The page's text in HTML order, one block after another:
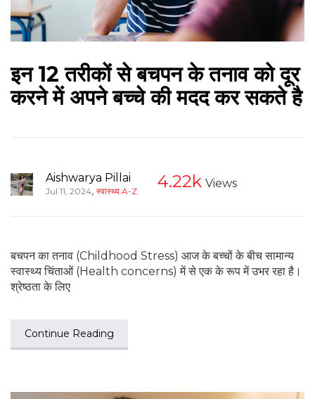
इन 12 तरीकों से बचपन के तनाव को दूर
करने में अपने बच्चे की मदद कर सकते है
Aishwarya Pillai
Jul 11, 2024, स्वास्थ्य A-Z 4.22k Views
बचपन का तनाव (Childhood Stress) आज के बच्चों के बीच सामान्य
स्वास्थ्य चिंताओं (Health concerns) में से एक के रूप में उभर रहा है।
श्रेष्ठता के लिए
Continue Reading